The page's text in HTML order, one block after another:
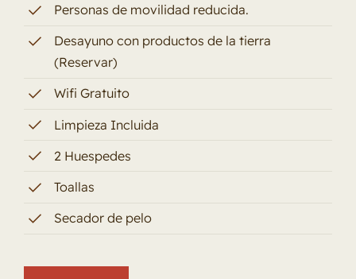
Personas de movilidad reducida.
Desayuno con productos de la tierra
(Reservar)
Wifi Gratuito
Limpieza Incluida
2 Huespedes
Toallas
Secador de pelo